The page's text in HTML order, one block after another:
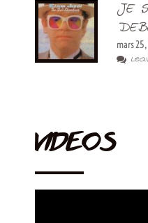
JE
mars
VIDEOS